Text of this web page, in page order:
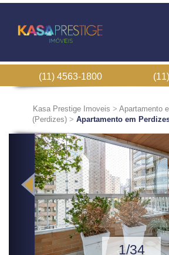
(11) 4563-1800
Kasa Prestige Imoveis > Apartamento
(Perdizes) > Apartamento em
1/34
Previous